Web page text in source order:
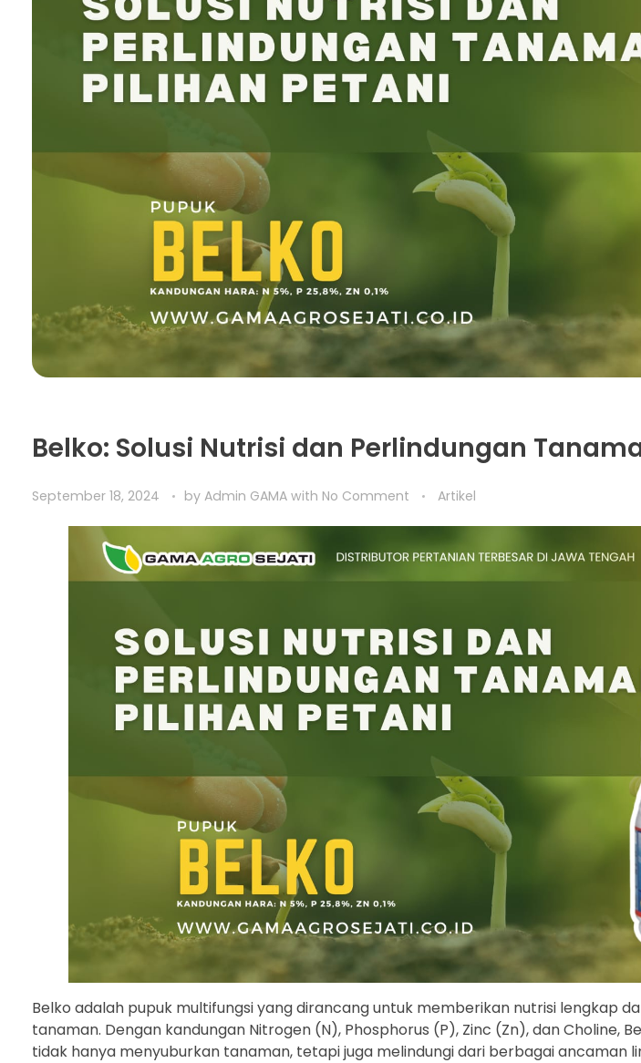
Belko: Solusi Nutrisi dan Perlindungan
September 18, 2024 by Admin GAMA with No Comment Artikel
Belko adalah pupuk multifungsi yang dirancang untuk memberikan nutrisi lengkap
tanaman. Dengan kandungan Nitrogen (N), Phosphorus (P), Zinc (Zn), dan Choline,
tidak hanya menyuburkan tanaman, tetapi juga melindungi dari berbagai ancaman